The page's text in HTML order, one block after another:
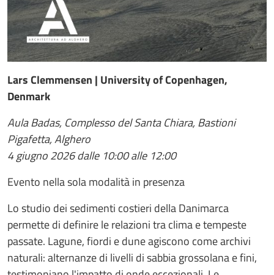
Lars Clemmensen | University of Copenhagen,
Denmark
Aula Badas, Complesso del Santa Chiara, Bastioni
Pigafetta, Alghero
4 giugno 2026 dalle 10:00 alle 12:00
Evento nella sola modalità in presenza
Lo studio dei sedimenti costieri della Danimarca
permette di definire le relazioni tra clima e tempeste
passate. Lagune, fiordi e dune agiscono come archivi
naturali: alternanze di livelli di sabbia grossolana e fini,